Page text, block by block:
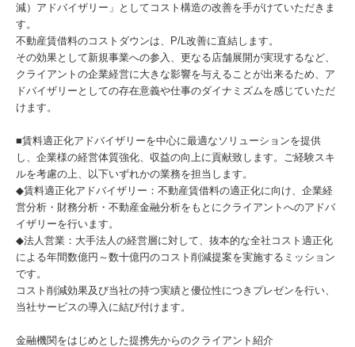
減）アドバイザリー」としてコスト構造の改善を手がけていただきま
す。
不動産賃借料のコストダウンは、P/L改善に直結します。
その効果として新規事業への参入、更なる店舗展開が実現するなど、
クライアントの企業経営に大きな影響を与えることが出来るため、ア
ドバイザリーとしての存在意義や仕事のダイナミズムを感じていただ
けます。
■賃料適正化アドバイザリーを中心に最適なソリューションを提供
し、企業様の経営体質強化、収益の向上に貢献致します。ご経験スキ
ルを考慮の上、以下いずれかの業務を担当します。
◆賃料適正化アドバイザリー：不動産賃借料の適正化に向け、企業経
営分析・財務分析・不動産金融分析をもとにクライアントへのアドバ
イザリーを行います。
◆法人営業：大手法人の経営層に対して、抜本的な全社コスト適正化
による年間数億円～数十億円のコスト削減提案を実施するミッション
です。
コスト削減効果及び当社の持つ実績と優位性につきプレゼンを行い、
当社サービスの導入に結び付けます。
金融機関をはじめとした提携先からのクライアント紹介